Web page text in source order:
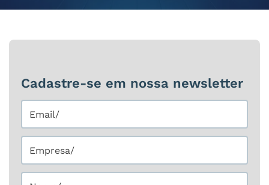
Cadastre-se em nossa newsletter